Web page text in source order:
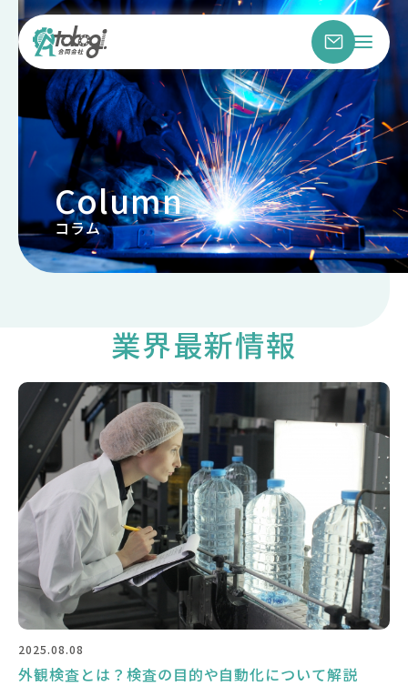
Column
コラム
業界最新情報
2025.08.08
外観検査とは？検査の目的や自動化について解説